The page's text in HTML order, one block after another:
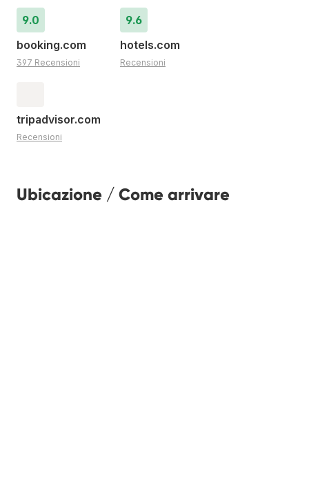
9.0
booking.com
397 Recensioni
9.6
hotels.com
Recensioni
tripadvisor.com
Recensioni
Ubicazione / Come arrivare